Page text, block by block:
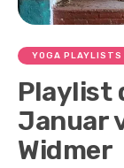
YOGA PLAYLISTS
Playlist
Januar
Widmer